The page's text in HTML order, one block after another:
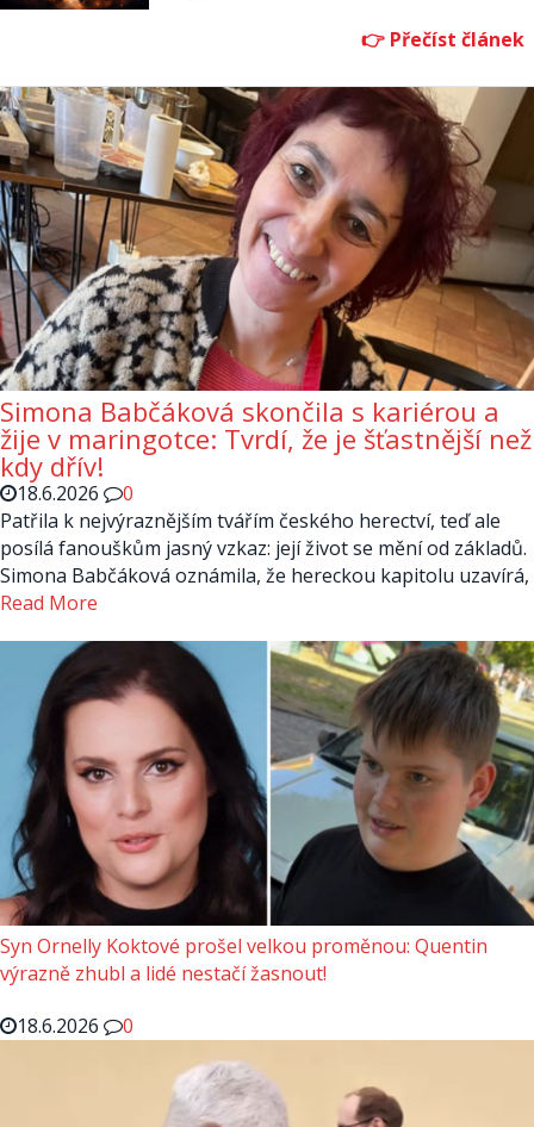
Simona Babčáková skončila s kariérou a
žije v maringotce: Tvrdí, že je šťastnější než
kdy dřív!
18.6.2026
0
Patřila k nejvýraznějším tvářím českého herectví, teď ale
posílá fanouškům jasný vzkaz: její život se mění od základů.
Simona Babčáková oznámila, že hereckou kapitolu uzavírá,
Read More
Syn Ornelly Koktové prošel velkou proměnou: Quentin
výrazně zhubl a lidé nestačí žasnout!
18.6.2026
0